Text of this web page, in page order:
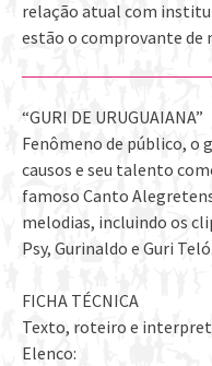
relação atual com
estão o comprovante de
“GURI DE URUGUAIANA”
Fenômeno de público, o
causos e seu talento
famoso Canto
melodias, incluindo os
Psy, Gurinaldo e Guri Teló.
FICHA TÉCNICA
Texto, roteiro e
Elenco: